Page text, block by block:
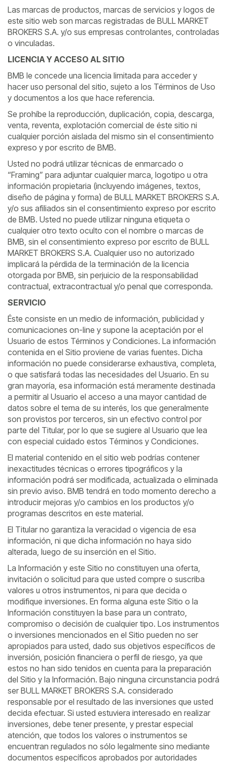
Las marcas de productos, marcas de servicios y logos de
este sitio web son marcas registradas de BULL MARKET
BROKERS S.A. y/o sus empresas controlantes, controladas
o vinculadas.
LICENCIA Y ACCESO AL SITIO
BMB le concede una licencia limitada para acceder y
hacer uso personal del sitio, sujeto a los Términos de Uso
y documentos a los que hace referencia.
Se prohíbe la reproducción, duplicación, copia, descarga,
venta, reventa, explotación comercial de éste sitio ni
cualquier porción aislada del mismo sin el consentimiento
expreso y por escrito de BMB.
Usted no podrá utilizar técnicas de enmarcado o
“Framing” para adjuntar cualquier marca, logotipo u otra
información propietaria (incluyendo imágenes, textos,
diseño de página y forma) de BULL MARKET BROKERS S.A.
y/o sus afiliados sin el consentimiento expreso por escrito
de BMB. Usted no puede utilizar ninguna etiqueta o
cualquier otro texto oculto con el nombre o marcas de
BMB, sin el consentimiento expreso por escrito de BULL
MARKET BROKERS S.A. Cualquier uso no autorizado
implicará la pérdida de la terminación de la licencia
otorgada por BMB, sin perjuicio de la responsabilidad
contractual, extracontractual y/o penal que corresponda.
SERVICIO
Éste consiste en un medio de información, publicidad y
comunicaciones on-line y supone la aceptación por el
Usuario de estos Términos y Condiciones. La información
contenida en el Sitio proviene de varias fuentes. Dicha
información no puede considerarse exhaustiva, completa,
o que satisfará todas las necesidades del Usuario. En su
gran mayoría, esa información está meramente destinada
a permitir al Usuario el acceso a una mayor cantidad de
datos sobre el tema de su interés, los que generalmente
son provistos por terceros, sin un efectivo control por
parte del Titular, por lo que se sugiere al Usuario que lea
con especial cuidado estos Términos y Condiciones.
El material contenido en el sitio web podrías contener
inexactitudes técnicas o errores tipográficos y la
información podrá ser modificada, actualizada o eliminada
sin previo aviso. BMB tendrá en todo momento derecho a
introducir mejoras y/o cambios en los productos y/o
programas descritos en este material.
El Titular no garantiza la veracidad o vigencia de esa
información, ni que dicha información no haya sido
alterada, luego de su inserción en el Sitio.
La Información y este Sitio no constituyen una oferta,
invitación o solicitud para que usted compre o suscriba
valores u otros instrumentos, ni para que decida o
modifique inversiones. En forma alguna este Sitio o la
Información constituyen la base para un contrato,
compromiso o decisión de cualquier tipo. Los instrumentos
o inversiones mencionados en el Sitio pueden no ser
apropiados para usted, dado sus objetivos específicos de
inversión, posición financiera o perfil de riesgo, ya que
estos no han sido tenidos en cuenta para la preparación
del Sitio y la Información. Bajo ninguna circunstancia podrá
ser BULL MARKET BROKERS S.A. considerado
responsable por el resultado de las inversiones que usted
decida efectuar. Si usted estuviera interesado en realizar
inversiones, debe tener presente, y prestar especial
atención, que todos los valores o instrumentos se
encuentran regulados no sólo legalmente sino mediante
documentos específicos aprobados por autoridades